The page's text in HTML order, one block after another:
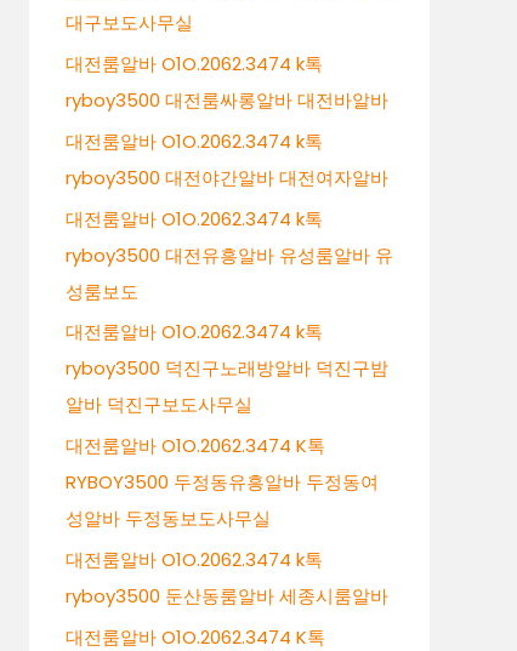
대구보도사무실
대전룸알바 O1O.2062.3474 k톡
ryboy3500 대전룸싸롱알바 대전바알바
대전룸알바 O1O.2062.3474 k톡
ryboy3500 대전야간알바 대전여자알바
대전룸알바 O1O.2062.3474 k톡
ryboy3500 대전유흥알바 유성룸알바 유
성룸보도
대전룸알바 O1O.2062.3474 k톡
ryboy3500 덕진구노래방알바 덕진구밤
알바 덕진구보도사무실
대전룸알바 O1O.2062.3474 K톡
RYBOY3500 두정동유흥알바 두정동여
성알바 두정동보도사무실
대전룸알바 O1O.2062.3474 k톡
ryboy3500 둔산동룸알바 세종시룸알바
대전룸알바 O1O.2062.3474 K톡